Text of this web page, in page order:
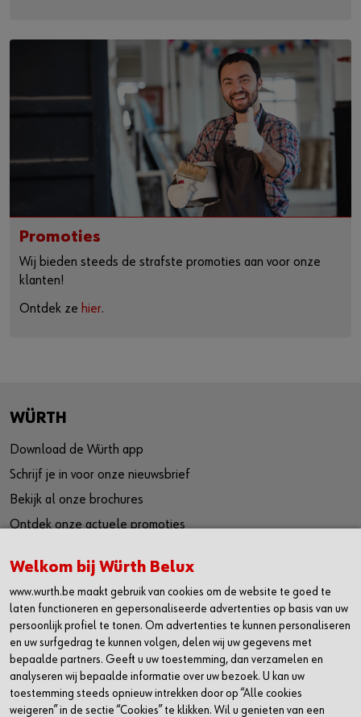
Promoties
Wij bieden steeds de strafste promoties aan voor onze
klanten!
Ontdek ze hier.
WÜRTH
Download de Würth app
Schrijf je in voor onze nieuwsbrief
Bekijk al onze brochures
Ontdek onze actuele promoties
Werken bij Würth
Code of compliance
SOCIAL
Linkedin
Facebook
Welkom bij Würth Belux
www.wurth.be maakt gebruik van cookies om de website te goed te
laten functioneren en gepersonaliseerde advertenties op basis van uw
persoonlijk profiel te tonen. Om advertenties te kunnen personaliseren
en uw surfgedrag te kunnen volgen, delen wij uw gegevens met
bepaalde partners. Geeft u uw toestemming, dan verzamelen en
analyseren wij bepaalde informatie over uw bezoek. U kan uw
toestemming steeds opnieuw intrekken door op “Alle cookies
weigeren” in de sectie “Cookies” te klikken. Wil u genieten van een